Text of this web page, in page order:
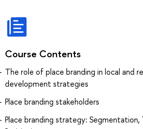
Course Contents
The role of place branding in local and
development strategies
Place branding stakeholders
Place branding strategy: Segmentation,